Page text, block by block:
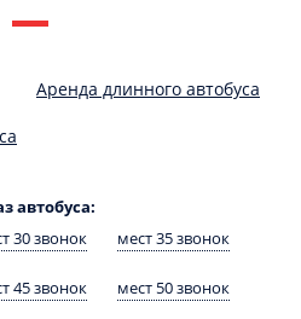
Аренда длинного автобуса
автобуса:
30 звонок мест 35 звонок
45 звонок мест 50 звонок
Персональных данных